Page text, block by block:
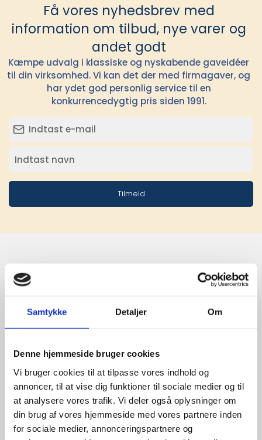
Samtykke Detaljer Om
Denne hjemmeside bruger cookies
Vi bruger cookies til at tilpasse vores indhold og
annoncer, til at vise dig funktioner til sociale medier og til
at analysere vores trafik. Vi deler også oplysninger om
din brug af vores hjemmeside med vores partnere inden
for sociale medier, annonceringspartnere og
Få vores nyhedsbrev med
information om tilbud, nye varer og
andet godt
Kæmpe udvalg i klassiske og nyskabende gaveidéer
til din virksomhed. Vi kan det der med firmagaver, og
har ydet god personlig service til en
konkurrencedygtig pris siden 1991.
Tilmeld
leverandører
giver større
udvalg
For at sikre høj kvalitet og stor
leveringssikkerhed samarbejder vi
med de største og mest
anerkendte leverandører inden for